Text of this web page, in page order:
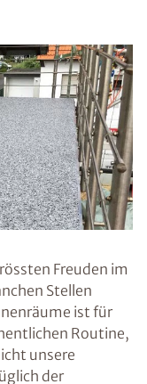
Freuden im
Stellen
ist für
Routine,
unsere
der